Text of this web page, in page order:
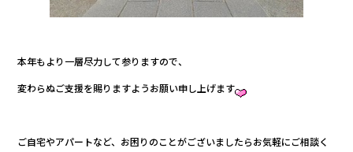
本年もより一層尽力して参りますので、
変わらぬご支援を賜りますようお願い申し上げます
ご自宅やアパートなど、お困りのことがございましたらお気軽にご相談く